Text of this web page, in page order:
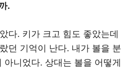
.
다. 키가 크고 힘도 좋았는데
던 기억이 난다. 내가 볼을 분
아니었다. 상대는 볼을 어떻게